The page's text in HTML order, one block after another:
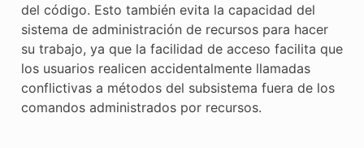
del código. Esto también evita la capacidad del
sistema de administración de recursos para hacer
su trabajo, ya que la facilidad de acceso facilita que
los usuarios realicen accidentalmente llamadas
conflictivas a métodos del subsistema fuera de los
comandos administrados por recursos.